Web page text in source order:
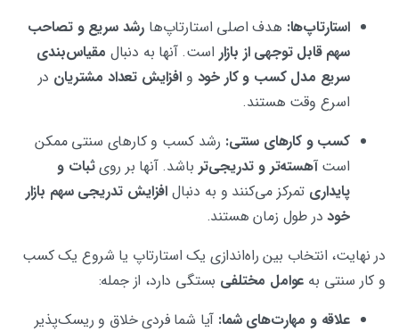
استارتاپ‌ها: هدف اصلی استارتاپ‌ها رشد سریع و تصاحب
سهم قابل توجهی از بازار است. آنها به دنبال مقیاس‌بندی
سریع مدل کسب و کار خود وافزایش تعداد مشتریان در
اسرع وقت هستند.
کسب و کارهای سنتی: رشد کسب و کارهای سنتی ممکن
استآهسته‌تر و تدریجی‌تر باشد. آنها بر رویثبات و
پایداری تمرکز می‌کنند و به دنبال افزایش تدریجی سهم بازار
خوددر طول زمان هستند.
در نهایت، انتخاب بین راه‌اندازی یک استارتاپ یا شروع یک کسب
و کار سنتی به عوامل مختلفی بستگی دارد، از جمله:
علاقه و مهارت‌های شما: آیا شما فردی خلاق و ریسک‌پذیر